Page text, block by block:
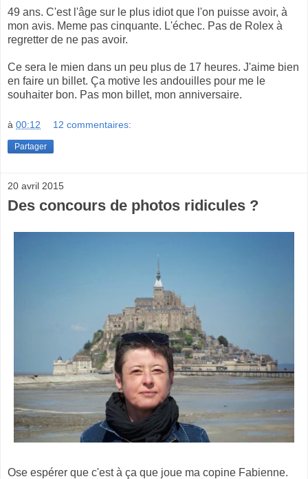
49 ans. C'est l'âge sur le plus idiot que l'on puisse avoir, à
mon avis. Meme pas cinquante. L'échec. Pas de Rolex à
regretter de ne pas avoir.
Ce sera le mien dans un peu plus de 17 heures. J'aime bien
en faire un billet. Ça motive les andouilles pour me le
souhaiter bon. Pas mon billet, mon anniversaire.
à 00:12 12 commentaires:
Partager
20 avril 2015
Des concours de photos ridicules ?
Ose espérer que c'est à ça que joue ma copine Fabienne.